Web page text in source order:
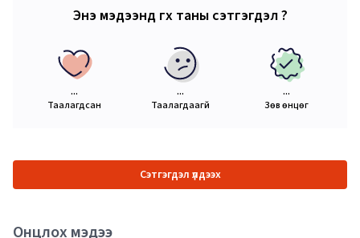
Энэ мэдээнд өгөх таны сэтгэгдэл ?
...
Таалагдсан
...
Таалагдаагүй
...
Зөв өнцөг
Сэтгэгдэл үлдээх
Онцлох мэдээ